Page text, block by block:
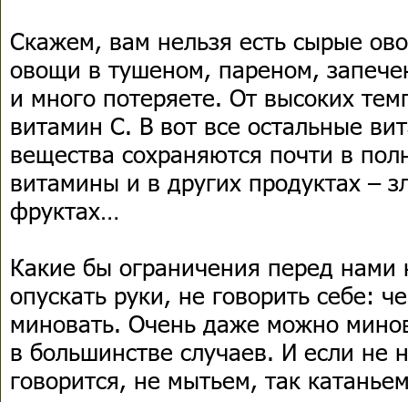
Скажем, вам нельзя есть сырые
овощи в тушеном, пареном,
и много потеряете. От высоких
витамин С. В вот все остальные
вещества сохраняются почти в
витамины и в других продуктах –
фруктах…
Какие бы ограничения перед нами
опускать руки, не говорить себе:
миновать. Очень даже можно
в большинстве случаев. И если не
говорится, не мытьем, так